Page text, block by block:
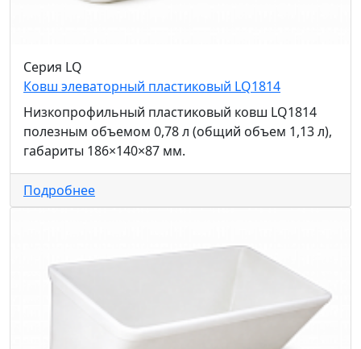
Серия LQ
Ковш элеваторный пластиковый LQ1814
Низкопрофильный пластиковый ковш LQ1814
полезным объемом 0,78 л (общий объем 1,13 л),
габариты 186×140×87 мм.
Подробнее